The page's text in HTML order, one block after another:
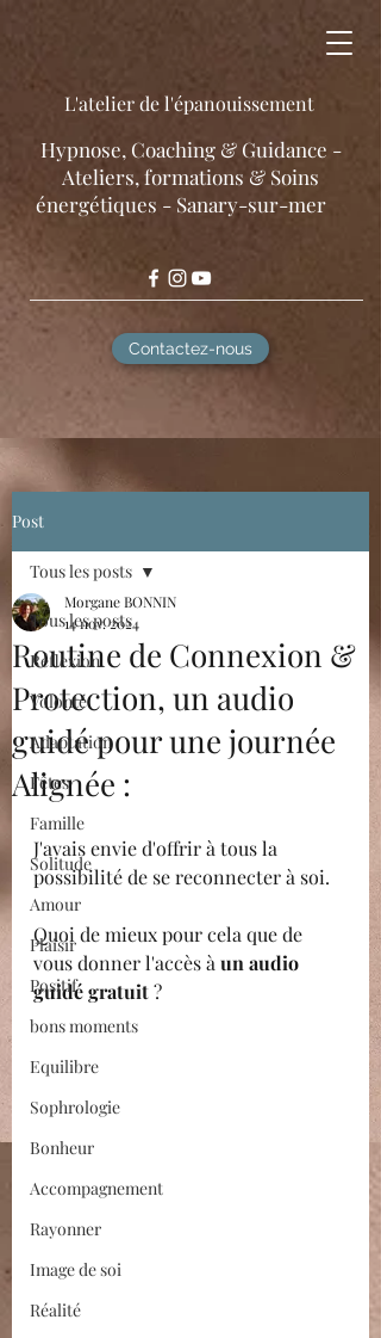
​Hypnose, Coaching & Guidance -
Ateliers, formations & Soins
énergétiques - Sanary-sur-mer
Contactez-nous
L'atelier de l'épanouissement
Post
Tous les posts
Réflexion
Volonté
Adaptation
Fêtes
Famille
Solitude
Amour
Plaisir
Positif
bons moments
Equilibre
Sophrologie
Bonheur
Accompagnement
Rayonner
Image de soi
Réalité
Tous les posts
Routine de Connexion &
Protection, un audio
guidé pour une journée
Alignée :
Morgane BONNIN
14 nov. 2024
J'avais envie d'offrir à tous la
possibilité de se reconnecter à soi.
Quoi de mieux pour cela que de
vous donner l'accès à un audio
guidé gratuit ?